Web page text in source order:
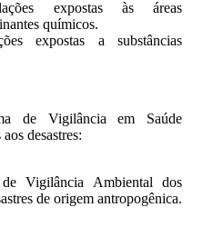
expostas às áreas
químicos.
expostas a substâncias
de Vigilância em Saúde
desastres:
Vigilância Ambiental dos
de origem antropogênica.